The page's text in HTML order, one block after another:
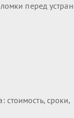
перед
стоимость, сроки,